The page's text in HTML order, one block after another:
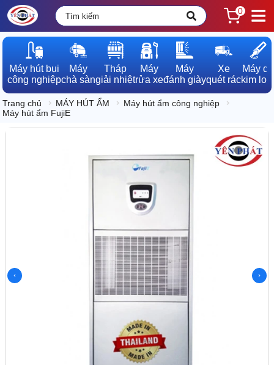
0
Máy hút bụi
công nghiệp
Máy
chà sàn
Tháp
giải nhiệt
Máy
rửa xe
Máy
đánh giày
Xe
quét rác
Máy dò
kim loại
Trang chủ MÁY HÚT ẨM
Máy hút ẩm công nghiệp
Máy hút ẩm FujiE